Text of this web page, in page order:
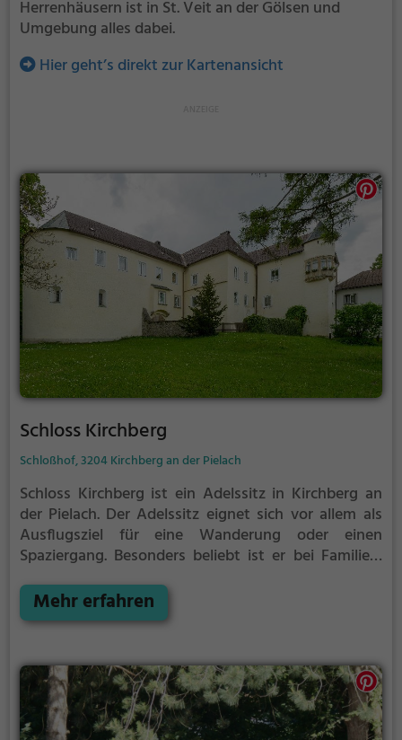
Herrenhäusern ist in St. Veit an der Gölsen und
Umgebung alles dabei.
Hier geht’s direkt zur Kartenansicht
Schloss Kirchberg
Schloßhof, 3204 Kirchberg an der Pielach
Schloss Kirchberg ist ein Adelssitz in Kirchberg an
der Pielach. Der Adelssitz eignet sich vor allem als
Ausflugsziel für eine Wanderung oder einen
Spaziergang. Besonders beliebt ist er bei Familien,
offenbart historische Aspekte aus längst
vergangenen Zeiten und bietet einen kleinen
Mehr erfahren